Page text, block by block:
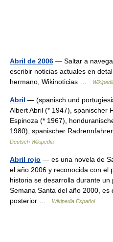
Abril de 2006 — Saltar a
escribir noticias actuales en
hermano, Wikinoticias …
Abril — (spanisch und
Albert Abril (* 1947), spanischer
Espinoza (* 1967),
1980), spanischer
Deutsch Wikipedia
Abril rojo — es una novela de
el año 2006 y reconocida con el
historia se desarrolla durante
Semana Santa del año 2000,
posterior …
Wikipedia Español